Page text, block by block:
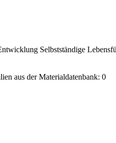
Selbstständige
aus der Materialdatenbank: 0